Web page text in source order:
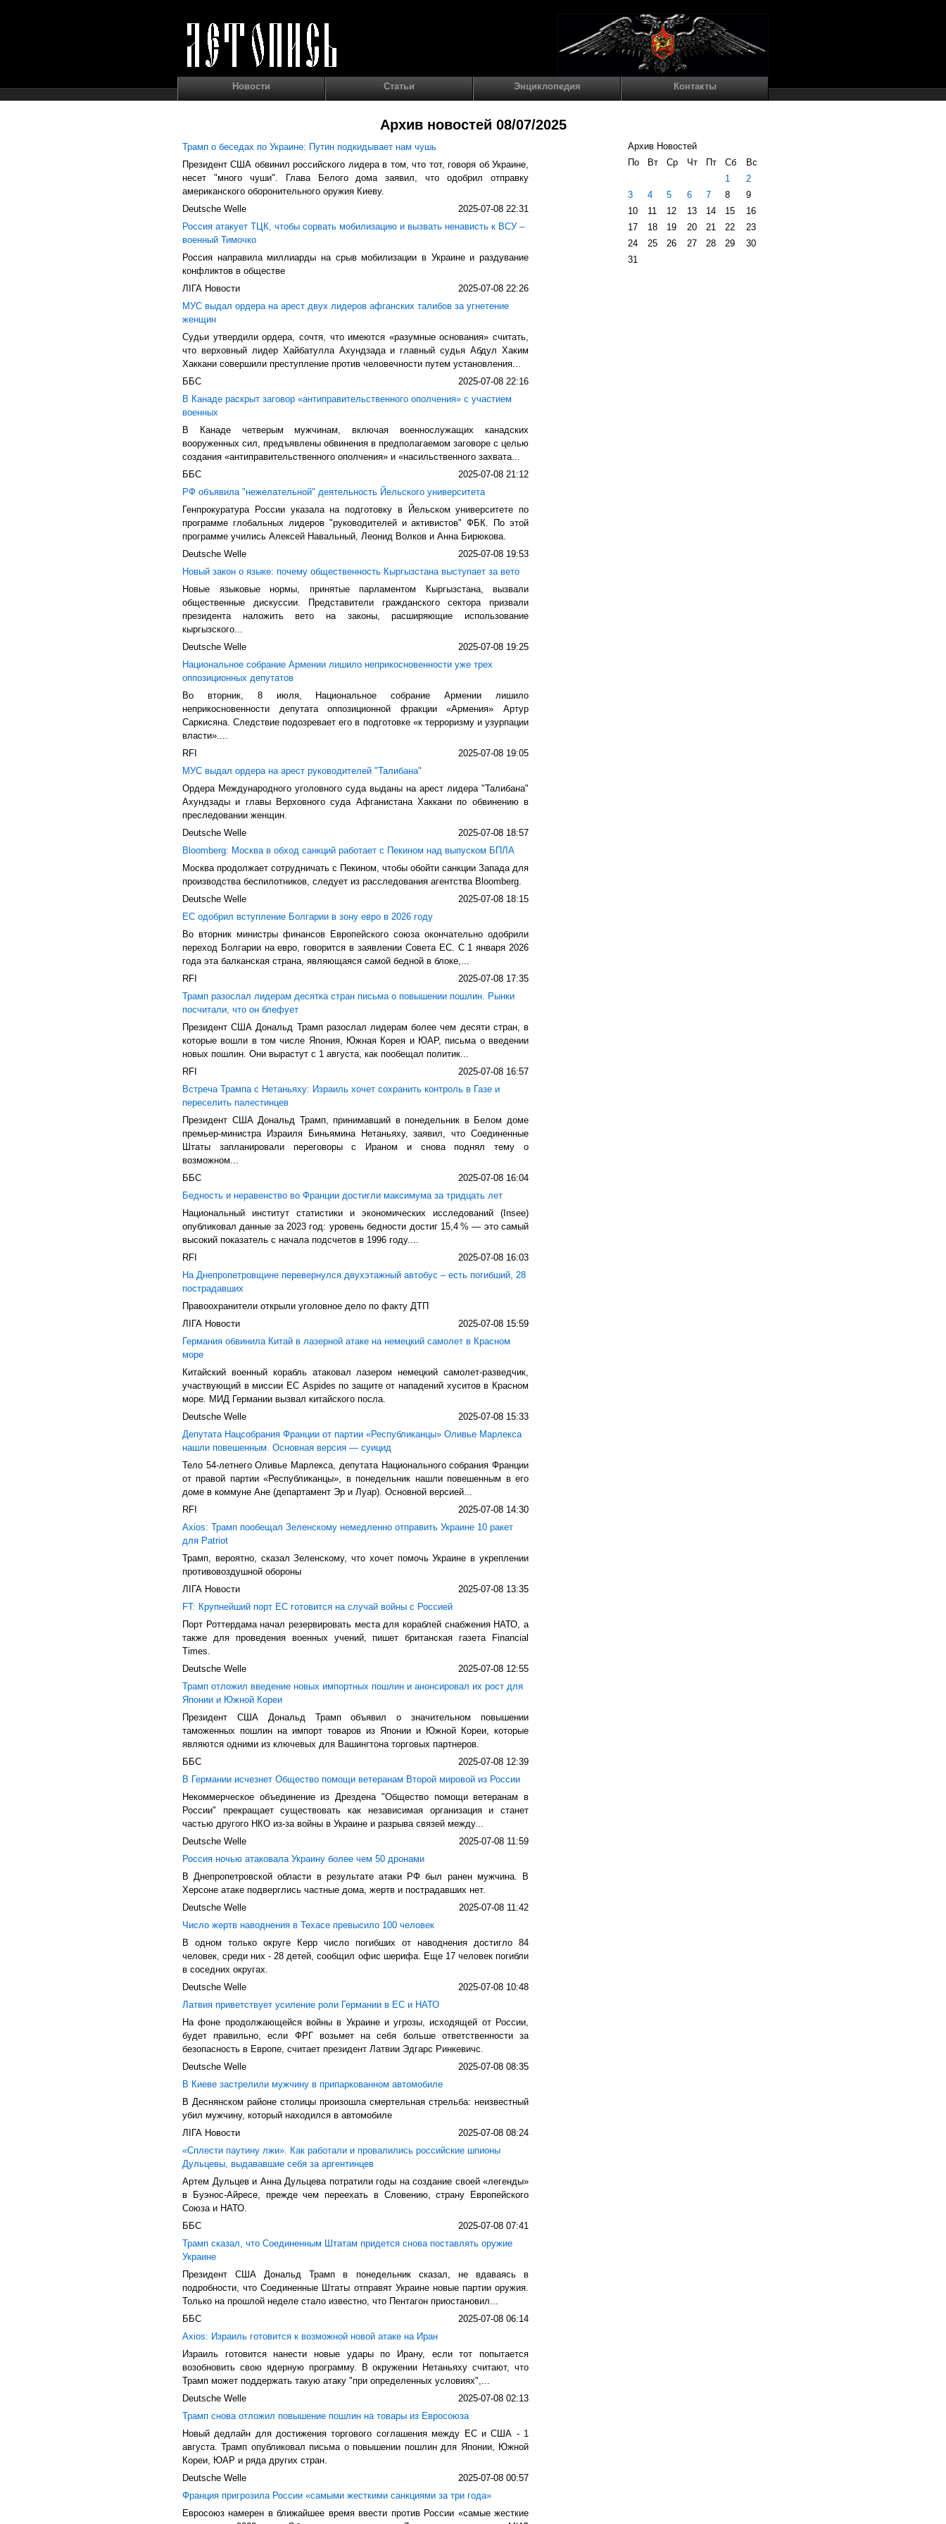
Новости Статьи Энциклопедия Контакты
Архив новостей 08/07/2025
Трамп о беседах по Украине: Путин подкидывает нам чушь
Президент США обвинил российского лидера в том, что тот, говоря об Украине,
несет "много чуши". Глава Белого дома заявил, что одобрил отправку
американского оборонительного оружия Киеву.
Deutsche Welle
2025-07-08 22:31
Россия атакует ТЦК, чтобы сорвать мобилизацию и вызвать ненависть к ВСУ –
военный Тимочко
Россия направила миллиарды на срыв мобилизации в Украине и раздувание
конфликтов в обществе
ЛIГА Новости
2025-07-08 22:26
МУС выдал ордера на арест двух лидеров афганских талибов за угнетение
женщин
Судьи утвердили ордера, сочтя, что имеются «разумные основания» считать,
что верховный лидер Хайбатулла Ахундзада и главный судья Абдул Хаким
Хаккани совершили преступление против человечности путем установления...
ББС
2025-07-08 22:16
В Канаде раскрыт заговор «антиправительственного ополчения» с участием
военных
В Канаде четверым мужчинам, включая военнослужащих канадских
вооруженных сил, предъявлены обвинения в предполагаемом заговоре с целью
создания «антиправительственного ополчения» и «насильственного захвата...
ББС
2025-07-08 21:12
РФ объявила "нежелательной" деятельность Йельского университета
Генпрокуратура России указала на подготовку в Йельском университете по
программе глобальных лидеров "руководителей и активистов" ФБК. По этой
программе учились Алексей Навальный, Леонид Волков и Анна Бирюкова.
Deutsche Welle
2025-07-08 19:53
Новый закон о языке: почему общественность Кыргызстана выступает за вето
Новые языковые нормы, принятые парламентом Кыргызстана, вызвали
общественные дискуссии. Представители гражданского сектора призвали
президента наложить вето на законы, расширяющие использование
кыргызского...
Deutsche Welle
2025-07-08 19:25
Национальное собрание Армении лишило неприкосновенности уже трех
оппозиционных депутатов
Во вторник, 8 июля, Национальное собрание Армении лишило
неприкосновенности депутата оппозиционной фракции «Армения» Артур
Саркисяна. Следствие подозревает его в подготовке «к терроризму и узурпации
власти»....
RFI
2025-07-08 19:05
МУС выдал ордера на арест руководителей "Талибана"
Ордера Международного уголовного суда выданы на арест лидера "Талибана"
Ахундзады и главы Верховного суда Афганистана Хаккани по обвинению в
преследовании женщин.
Deutsche Welle
2025-07-08 18:57
Bloomberg: Москва в обход санкций работает с Пекином над выпуском БПЛА
Москва продолжает сотрудничать с Пекином, чтобы обойти санкции Запада для
производства беспилотников, следует из расследования агентства Bloomberg.
Deutsche Welle
2025-07-08 18:15
ЕС одобрил вступление Болгарии в зону евро в 2026 году
Во вторник министры финансов Европейского союза окончательно одобрили
переход Болгарии на евро, говорится в заявлении Совета ЕС. С 1 января 2026
года эта балканская страна, являющаяся самой бедной в блоке,...
RFI
2025-07-08 17:35
Трамп разослал лидерам десятка стран письма о повышении пошлин. Рынки
посчитали, что он блефует
Президент США Дональд Трамп разослал лидерам более чем десяти стран, в
которые вошли в том числе Япония, Южная Корея и ЮАР, письма о введении
новых пошлин. Они вырастут с 1 августа, как пообещал политик...
RFI
2025-07-08 16:57
Встреча Трампа с Нетаньяху: Израиль хочет сохранить контроль в Газе и
переселить палестинцев
Президент США Дональд Трамп, принимавший в понедельник в Белом доме
премьер-министра Израиля Биньямина Нетаньяху, заявил, что Соединенные
Штаты запланировали переговоры с Ираном и снова поднял тему о
возможном...
ББС
2025-07-08 16:04
Бедность и неравенство во Франции достигли максимума за тридцать лет
Национальный институт статистики и экономических исследований (Insee)
опубликовал данные за 2023 год: уровень бедности достиг 15,4 % — это самый
высокий показатель с начала подсчетов в 1996 году....
RFI
2025-07-08 16:03
На Днепропетровщине перевернулся двухэтажный автобус – есть погибший, 28
пострадавших
Правоохранители открыли уголовное дело по факту ДТП
ЛIГА Новости
2025-07-08 15:59
Германия обвинила Китай в лазерной атаке на немецкий самолет в Красном
море
Китайский военный корабль атаковал лазером немецкий самолет-разведчик,
участвующий в миссии ЕС Aspides по защите от нападений хуситов в Красном
море. МИД Германии вызвал китайского посла.
Deutsche Welle
2025-07-08 15:33
Депутата Нацсобрания Франции от партии «Республиканцы» Оливье Марлекса
нашли повешенным. Основная версия — суицид
Тело 54-летнего Оливье Марлекса, депутата Национального собрания Франции
от правой партии «Республиканцы», в понедельник нашли повешенным в его
доме в коммуне Ане (департамент Эр и Луар). Основной версией...
RFI
2025-07-08 14:30
Axios: Трамп пообещал Зеленскому немедленно отправить Украине 10 ракет
для Patriot
Трамп, вероятно, сказал Зеленскому, что хочет помочь Украине в укреплении
противовоздушной обороны
ЛIГА Новости
2025-07-08 13:35
FT: Крупнейший порт ЕС готовится на случай войны с Россией
Порт Роттердама начал резервировать места для кораблей снабжения НАТО, а
также для проведения военных учений, пишет британская газета Financial
Times.
Deutsche Welle
2025-07-08 12:55
Трамп отложил введение новых импортных пошлин и анонсировал их рост для
Японии и Южной Кореи
Президент США Дональд Трамп объявил о значительном повышении
таможенных пошлин на импорт товаров из Японии и Южной Кореи, которые
являются одними из ключевых для Вашингтона торговых партнеров.
ББС
2025-07-08 12:39
В Германии исчезнет Общество помощи ветеранам Второй мировой из России
Некоммерческое объединение из Дрездена "Общество помощи ветеранам в
России" прекращает существовать как независимая организация и станет
частью другого НКО из-за войны в Украине и разрыва связей между...
Deutsche Welle
2025-07-08 11:59
Россия ночью атаковала Украину более чем 50 дронами
В Днепропетровской области в результате атаки РФ был ранен мужчина. В
Херсоне атаке подверглись частные дома, жертв и пострадавших нет.
Deutsche Welle
2025-07-08 11:42
Число жертв наводнения в Техасе превысило 100 человек
В одном только округе Керр число погибших от наводнения достигло 84
человек, среди них - 28 детей, сообщил офис шерифа. Еще 17 человек погибли
в соседних округах.
Deutsche Welle
2025-07-08 10:48
Латвия приветствует усиление роли Германии в ЕС и НАТО
На фоне продолжающейся войны в Украине и угрозы, исходящей от России,
будет правильно, если ФРГ возьмет на себя больше ответственности за
безопасность в Европе, считает президент Латвии Эдгарс Ринкевичс.
Deutsche Welle
2025-07-08 08:35
В Киеве застрелили мужчину в припаркованном автомобиле
В Деснянском районе столицы произошла смертельная стрельба: неизвестный
убил мужчину, который находился в автомобиле
ЛIГА Новости
2025-07-08 08:24
«Сплести паутину лжи». Как работали и провалились российские шпионы
Дульцевы, выдававшие себя за аргентинцев
Артем Дульцев и Анна Дульцева потратили годы на создание своей «легенды»
в Буэнос-Айресе, прежде чем переехать в Словению, страну Европейского
Союза и НАТО.
ББС
2025-07-08 07:41
Трамп сказал, что Соединенным Штатам придется снова поставлять оружие
Украине
Президент США Дональд Трамп в понедельник сказал, не вдаваясь в
подробности, что Соединенные Штаты отправят Украине новые партии оружия.
Только на прошлой неделе стало известно, что Пентагон приостановил...
ББС
2025-07-08 06:14
Axios: Израиль готовится к возможной новой атаке на Иран
Израиль готовится нанести новые удары по Ирану, если тот попытается
возобновить свою ядерную программу. В окружении Нетаньяху считают, что
Трамп может поддержать такую атаку "при определенных условиях",...
Deutsche Welle
2025-07-08 02:13
Трамп снова отложил повышение пошлин на товары из Евросоюза
Новый дедлайн для достижения торгового соглашения между ЕС и США - 1
августа. Трамп опубликовал письма о повышении пошлин для Японии, Южной
Кореи, ЮАР и ряда других стран.
Deutsche Welle
2025-07-08 00:57
Франция пригрозила России «самыми жесткими санкциями за три года»
Евросоюз намерен в ближайшее время ввести против России «самые жесткие
Архив Новостей
По
Вт Ср Чт Пт Сб
Вс
1
2
3
4 5 6 7 8
9
10
11 12 13 14 15
16
17
18 19 20 21 22
23
24
25 26 27 28 29
30
31